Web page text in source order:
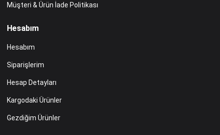
Müşteri & Ürün İade Politikası
Hesabım
Hesabım
Siparişlerim
Hesap Detayları
Kargodaki Ürünler
Gezdiğim Ürünler